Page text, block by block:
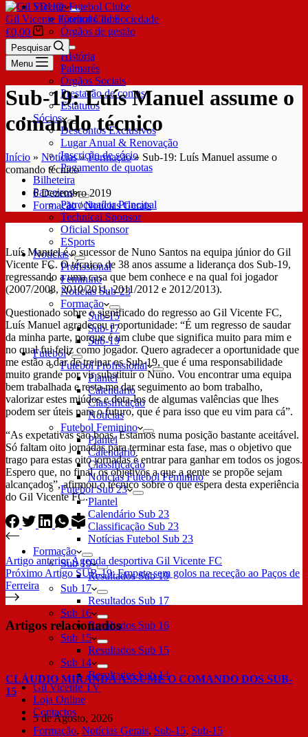
SDUQ
Contrato de Sociedade
Órgãos de gestão
Clube
História
Palmarés
Órgãos Sociais
Prestação de contas
Estatutos
Sócios
Descontos Exclusivos
Lugar Anual & Renovação
Inscrição de sócio
Pagamento de quotas
Bilheteira
Parceiros
Patrocinador Principal
Technical Sponsor
Oficial Sponsor
ESports
Notícias
Profissional
Feminino
Notícias Sub-23
Formação
Sub-15
Sub-17
Sub-19
Futebol
Futebol Profissional
Plantel
Calendário
Classificação
Notícias
Futebol Feminino
Plantel
Calendário
Classificação
Notícias Futebol Feminino
Futebol Sub 23
Plantel
Calendário Sub 23
Classificação Sub 23
Notícias Futebol Sub 23
Formação
Sub 19
Resultados Sub 19
Sub 17
Resultados Sub 17
Sub 16
Resultados Sub 16
Sub 15
Resultados Sub 15
Sub 14
Resultados Sub 14
Gil Vicente TV
Loja Online
Contactos
Gil Vicente Futebol Clube
€0,00
Pesquisar
Menu
Sub-19: Luís Manuel assume o
comando técnico
Início » Notícias»Formação» Sub-19: Luís Manuel assume o
comando técnico
6 Dezembro 2019
Formação/Notícias Gerais
Luís Manuel é o sucessor de Nuno Santos na equipa júnior do Gil
Vicente FC. O técnico de 38 anos assume a liderança dos Sub-19,
regressando a uma casa que bem conhece e na qual foi jogador
(2007/2008, 2010/2011, 2011/2012 e 2012/2013).
Questionado sobre o significado do regresso ao Gil Vicente FC,
Luís Manuel agradeceu a oportunidade: “É um regresso de saudar
da minha parte, porque é um clube que significa muito para mim e
no qual fui feliz como jogador. Quero agradecer a oportunidade que
me estão a dar de treinar os Sub-19, que é uma responsabilidade
muito grande por vir substituir o Nuno. Vou encontrar uma equipa
bem trabalhada e resta-me dar seguimento ao bom trabalho,
valorizar estes miúdos e dota-los de algumas valências que lhes
podem ser úteis para o futuro, que é para isso que eu vim para cá”.
“As expetativas são boas. Estamos numa posição bastante aceitável.
Só faltam oito jornadas para terminar esta fase, mas o objetivo que
trago para estas oito jornadas é entrar para ganhar em todos os jogos.
Espero que, no final, os objetivos a que a gente se propõe sejam
alcançados”, afirmou o técnico sobre o que espera desta experiência
do Gil Vicente FC.
Artigo anteriorAgenda desportiva Gil Vicente FC
Próximo Artigo SUB-19: Empate sem golos na receção ao Paços de
Ferreira
Artigos relacionados
CLÁUDIO MIRANDA ASSUME O COMANDO DOS SUB-
15
5 de Agosto, 2026
Formação, Notícias Gerais, Sub-15, Sub-15